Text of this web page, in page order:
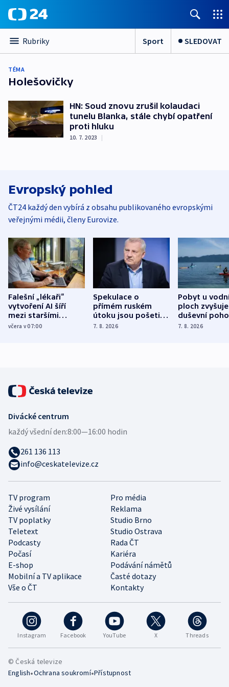
Rubriky Sport SLEDOVAT
TÉMA
Holešovičky
HN: Soud znovu zrušil kolaudaci
tunelu Blanka, stále chybí opatření
proti hluku
10. 7. 2023 |
Evropský pohled
ČT24 každý den vybírá z obsahu publikovaného evropskými
veřejnými médii, členy Eurovize.
Falešní „lékaři“
vytvoření AI šíří
mezi staršími
Poláky nebezpečné
včera v 07:00
Spekulace o
přímém ruském
útoku jsou pošetilé,
míní estonský
7. 8. 2026
Pobyt u
ploch zvyšuje
duševní
ukázala
7. 8. 2026
Instagram Facebook YouTube X Threads
TV program
Pro média
Živé vysílání
Reklama
TV poplatky
Studio Brno
Teletext
Studio Ostrava
Podcasty
Rada ČT
Počasí
Kariéra
E-shop
Podávání námětů
Mobilní a TV aplikace
Časté dotazy
Vše o ČT
Kontakty
Divácké centrum
každý všední den:8:00—16:00 hodin
261 136 113
info@ceskatelevize.cz
© Česká televize
English•Ochrana soukromí•Přístupnost